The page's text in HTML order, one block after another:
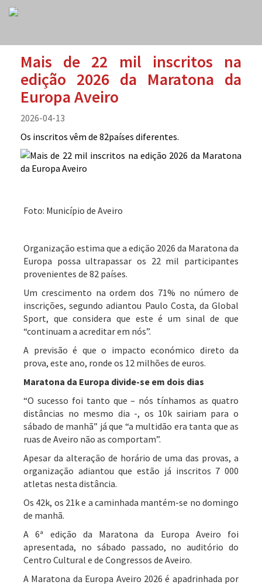
Mais de 22 mil inscritos na
edição 2026 da Maratona da
Europa Aveiro
2026-04-13
Os inscritos vêm de 82países diferentes.
Foto: Município de Aveiro
Organização estima que a edição 2026 da Maratona da
Europa possa ultrapassar os 22 mil participantes
provenientes de 82 países.
Um crescimento na ordem dos 71% no número de
inscrições, segundo adiantou Paulo Costa, da Global
Sport, que considera que este é um sinal de que
“continuam a acreditar em nós”.
A previsão é que o impacto económico direto da
prova, este ano, ronde os 12 milhões de euros.
Maratona da Europa divide-se em dois dias
“O sucesso foi tanto que – nós tínhamos as quatro
distâncias no mesmo dia -, os 10k sairiam para o
sábado de manhã” já que “a multidão era tanta que as
ruas de Aveiro não as comportam”.
Apesar da alteração de horário de uma das provas, a
organização adiantou que estão já inscritos 7 000
atletas nesta distância.
Os 42k, os 21k e a caminhada mantém-se no domingo
de manhã.
A 6ª edição da Maratona da Europa Aveiro foi
apresentada, no sábado passado, no auditório do
Centro Cultural e de Congressos de Aveiro.
A Maratona da Europa Aveiro 2026 é apadrinhada por